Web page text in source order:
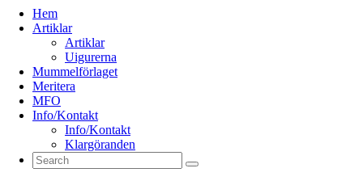
Hem
Artiklar
Artiklar
Uigurerna
Mummelförlaget
Meritera
MFO
Info/Kontakt
Info/Kontakt
Klargöranden